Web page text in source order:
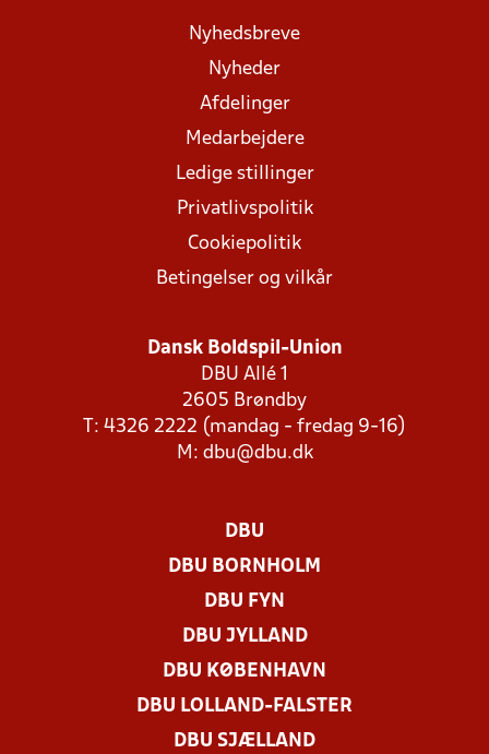
Nyhedsbreve
Nyheder
Afdelinger
Medarbejdere
Ledige stillinger
Privatlivspolitik
Cookiepolitik
Betingelser og vilkår
Dansk Boldspil-Union
DBU Allé 1
2605 Brøndby
T: 4326 2222 (mandag - fredag 9-16)
M: dbu@dbu.dk
DBU
DBU BORNHOLM
DBU FYN
DBU JYLLAND
DBU KØBENHAVN
DBU LOLLAND-FALSTER
DBU SJÆLLAND